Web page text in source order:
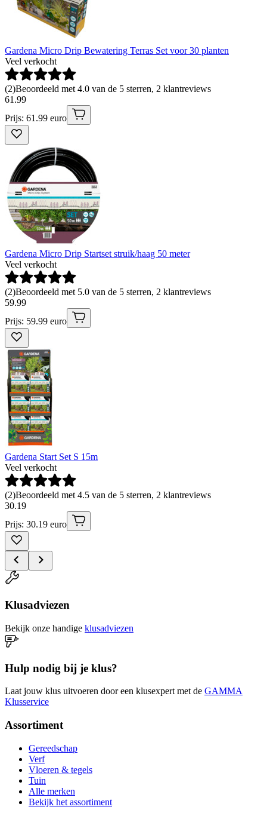
Gardena Micro Drip Bewatering Terras Set voor 30 planten
Veel verkocht
(2)Beoordeeld met 4.0 van de 5 sterren, 2 klantreviews
61.99
Prijs: 61.99 euro
Gardena Micro Drip Startset struik/haag 50 meter
Veel verkocht
(2)Beoordeeld met 5.0 van de 5 sterren, 2 klantreviews
59.99
Prijs: 59.99 euro
Gardena Start Set S 15m
Veel verkocht
(2)Beoordeeld met 4.5 van de 5 sterren, 2 klantreviews
30.19
Prijs: 30.19 euro
Klusadviezen
Bekijk onze handige klusadviezen
Hulp nodig bij je klus?
Laat jouw klus uitvoeren door een klusexpert met de GAMMA
Klusservice
Assortiment
Gereedschap
Verf
Vloeren & tegels
Tuin
Alle merken
Bekijk het assortiment